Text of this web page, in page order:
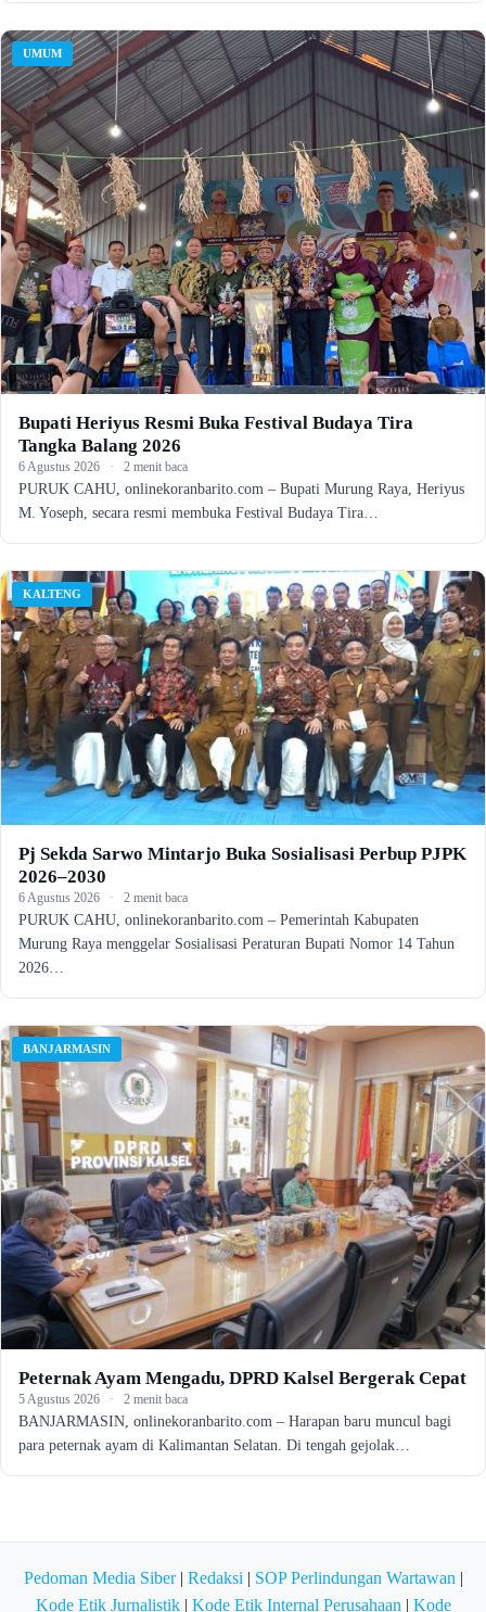
UMUM
Bupati Heriyus Resmi Buka Festival Budaya Tira
Tangka Balang 2026
6 Agustus 2026 · 2 menit baca
PURUK CAHU, onlinekoranbarito.com – Bupati Murung Raya, Heriyus
M. Yoseph, secara resmi membuka Festival Budaya Tira…
KALTENG
Pj Sekda Sarwo Mintarjo Buka Sosialisasi Perbup PJPK
2026–2030
6 Agustus 2026 · 2 menit baca
PURUK CAHU, onlinekoranbarito.com – Pemerintah Kabupaten
Murung Raya menggelar Sosialisasi Peraturan Bupati Nomor 14 Tahun
2026…
BANJARMASIN
Peternak Ayam Mengadu, DPRD Kalsel Bergerak Cepat
5 Agustus 2026 · 2 menit baca
BANJARMASIN, onlinekoranbarito.com – Harapan baru muncul bagi
para peternak ayam di Kalimantan Selatan. Di tengah gejolak…
Pedoman Media Siber| Redaksi | SOP Perlindungan Wartawan |
Kode Etik Jurnalistik| Kode Etik Internal Perusahaan | Kode